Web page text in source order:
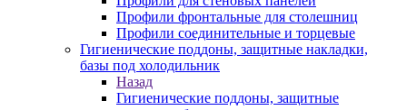
Профили фронтальные для столешниц
Профили соединительные и торцевые
Гигиенические поддоны, защитные накладки,
базы под холодильник
Назад
Гигиенические поддоны, защитные